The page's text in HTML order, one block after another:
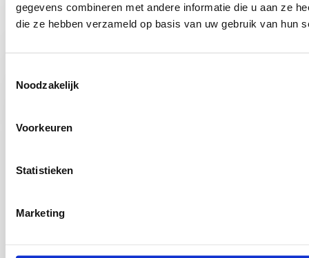
gegevens combineren met andere informatie die u aan ze
die ze hebben verzameld op basis van uw gebruik van hun
Noodzakelijk
Voorkeuren
Statistieken
Marketing
Bedrijf